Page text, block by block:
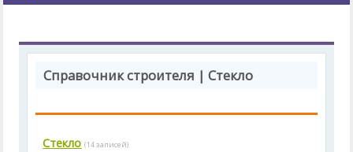
Справочник строителя | Стекло
Стекло (14 записей)